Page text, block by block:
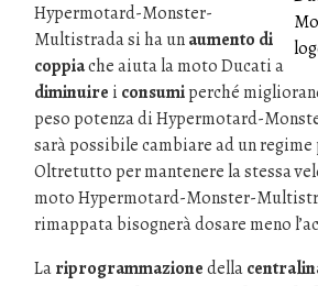
Hypermotard-Monster-
Multistrada si ha unaumento di
coppiache aiuta la moto Ducati a
diminuire i consumiperché
peso potenza di Hypermotard-
sarà possibile cambiare ad un regime
Oltretutto per mantenere la stessa
moto Hypermotard-Monster-
rimappata bisognerà dosare meno
Lariprogrammazionedella